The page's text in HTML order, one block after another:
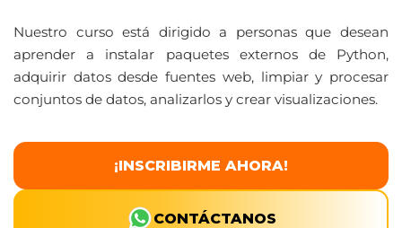
Nuestro curso está dirigido a personas que desean
aprender a instalar paquetes externos de Python,
adquirir datos desde fuentes web, limpiar y procesar
conjuntos de datos, analizarlos y crear visualizaciones.
¡INSCRIBIRME AHORA!
CONTÁCTANOS